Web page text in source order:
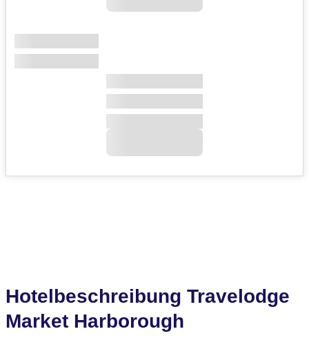
Hotelbeschreibung Travelodge
Market Harborough